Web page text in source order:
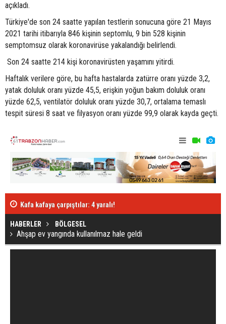
açıkladı.
Türkiye'de son 24 saatte yapılan testlerin sonucuna göre 21 Mayıs
2021 tarihi itibarıyla 846 kişinin septomlu, 9 bin 528 kişinin
semptomsuz olarak koronavirüse yakalandığı belirlendi.
Son 24 saatte 214 kişi koronavirüsten yaşamını yitirdi.
Haftalık verilere göre, bu hafta hastalarda zatürre oranı yüzde 3,2,
yatak doluluk oranı yüzde 45,5, erişkin yoğun bakım doluluk oranı
yüzde 62,5, ventilatör doluluk oranı yüzde 30,7, ortalama temaslı
tespit süresi 8 saat ve filyasyon oranı yüzde 99,9 olarak kayda geçti.
Kafa kafaya çarpıştılar: 4 yaralı!
HABERLER BÖLGESEL
Ahşap ev yangında kullanılmaz hale geldi